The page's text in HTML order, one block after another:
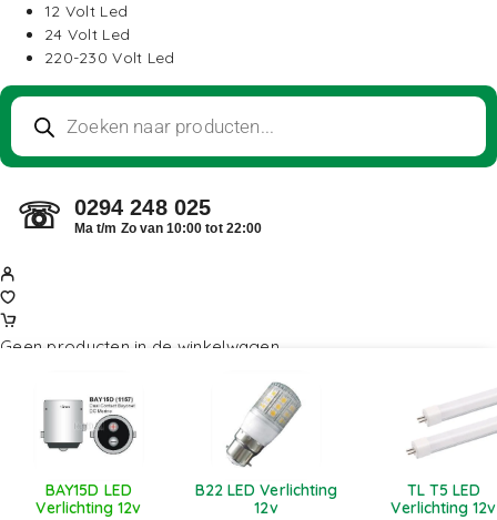
12 Volt Led
24 Volt Led
220-230 Volt Led
☏ 0294 248 025
Ma t/m Zo van 10:00 tot 22:00
Geen producten in de winkelwagen.
BAY15D LED
Verlichting 12v
B22 LED Verlichting
12v
TL T5 LED
Verlichting 12v